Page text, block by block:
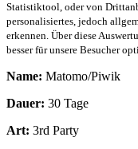
Statistiktool, oder von
personalisiertes, jedoch
erkennen. Über diese
besser für unsere Besucher
Name: Matomo/Piwik
Dauer: 30 Tage
Art: 3rd Party